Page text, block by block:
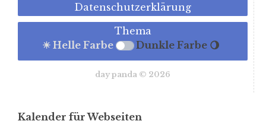
Datenschutzerklärung
Thema
☀ Helle Farbe
Dunkle Farbe 🌖
day panda © 2026
Kalender für Webseiten